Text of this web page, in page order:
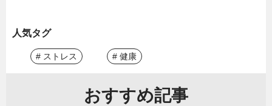
人気タグ
# ストレス # 健康
おすすめ記事